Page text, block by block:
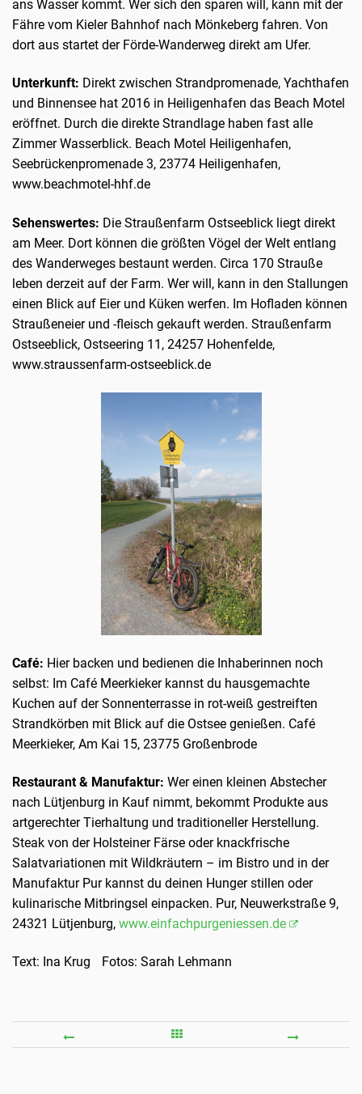
ans Wasser kommt. Wer sich den sparen will, kann mit der
Fähre vom Kieler Bahnhof nach Mönkeberg fahren. Von
dort aus startet der Förde-Wanderweg direkt am Ufer.
Unterkunft: Direkt zwischen Strandpromenade, Yachthafen
und Binnensee hat 2016 in Heiligenhafen das Beach Motel
eröffnet. Durch die direkte Strandlage haben fast alle
Zimmer Wasserblick. Beach Motel Heiligenhafen,
Seebrückenpromenade 3, 23774 Heiligenhafen,
www.beachmotel-hhf.de
Sehenswertes: Die Straußenfarm Ostseeblick liegt direkt
am Meer. Dort können die größten Vögel der Welt entlang
des Wanderweges bestaunt werden. Circa 170 Strauße
leben derzeit auf der Farm. Wer will, kann in den Stallungen
einen Blick auf Eier und Küken werfen. Im Hofladen können
Straußeneier und -fleisch gekauft werden. Straußenfarm
Ostseeblick, Ostseering 11, 24257 Hohenfelde,
www.straussenfarm-ostseeblick.de
Café: Hier backen und bedienen die Inhaberinnen noch
selbst: Im Café Meerkieker kannst du hausgemachte
Kuchen auf der Sonnenterrasse in rot-weiß gestreiften
Strandkörben mit Blick auf die Ostsee genießen. Café
Meerkieker, Am Kai 15, 23775 Großenbrode
Restaurant & Manufaktur: Wer einen kleinen Abstecher
nach Lütjenburg in Kauf nimmt, bekommt Produkte aus
artgerechter Tierhaltung und traditioneller Herstellung.
Steak von der Holsteiner Färse oder knackfrische
Salatvariationen mit Wildkräutern – im Bistro und in der
Manufaktur Pur kannst du deinen Hunger stillen oder
kulinarische Mitbringsel einpacken. Pur, Neuwerkstraße 9,
24321 Lütjenburg, www.einfachpurgeniessen.de
Text: Ina Krug Fotos: Sarah Lehmann
GESCHIRRSET